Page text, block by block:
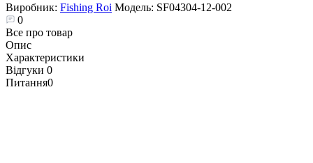
Виробник: Fishing Roi Модель: SF04304-12-002
0
Все про товар
Опис
Характеристики
Відгуки 0
Питання0